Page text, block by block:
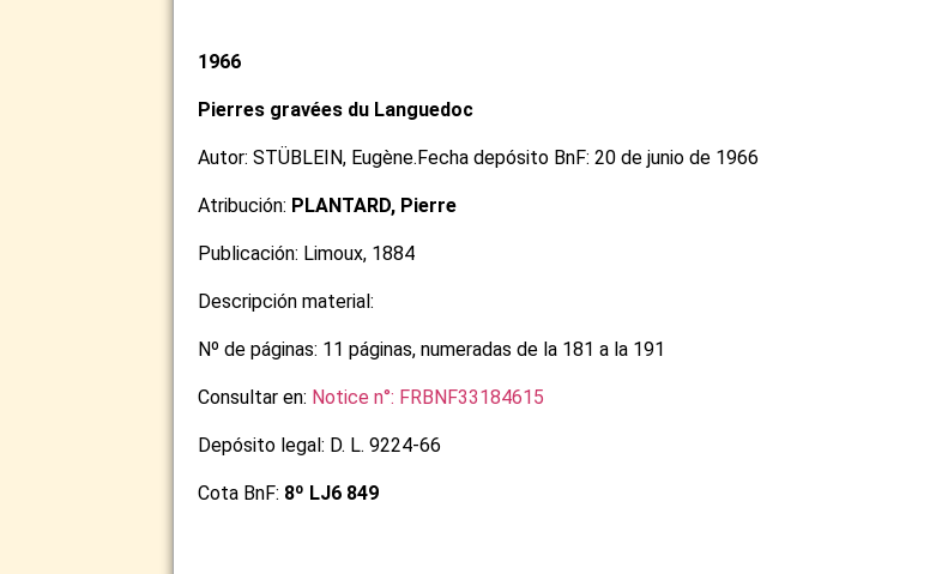
1966
Pierres gravées du Languedoc
Autor: STÜBLEIN, Eugène.Fecha depósito BnF: 20 de junio de 1966
Atribución: PLANTARD, Pierre
Publicación: Limoux, 1884
Descripción material:
Nº de páginas: 11 páginas, numeradas de la 181 a la 191
Consultar en: Notice n°: FRBNF33184615
Depósito legal: D. L. 9224-66
Cota BnF: 8º LJ6 849